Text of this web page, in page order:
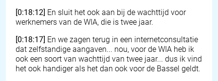
[0:18:12] En sluit het ook aan bij de wachttijd voor
werknemers van de WIA, die is twee jaar.
[0:18:17] En we zagen terug in een internetconsultatie
dat zelfstandige aangaven... nou, voor de WIA heb ik
ook een soort van wachttijd van twee jaar... dus ik vind
het ook handiger als het dan ook voor de Bassel geldt.